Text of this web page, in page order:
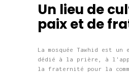
Un lieu de
paix et de
La mosquée Tawhid est
dédié à la prière, à
la fraternité pour la